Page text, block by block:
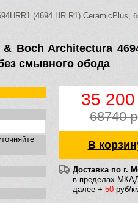
(4694 HR R1) CeramicPlus,
Boch Architectura
смывного обода
35 200
68740
В
Доставка по г.
в пределах
далее + 50 руб/